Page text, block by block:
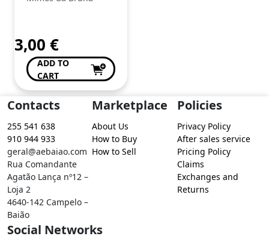
3,00 €
ADD TO
CART
Contacts
255 541 638
910 944 933
geral@aebaiao.com
Rua Comandante
Agatão Lança nº12 –
Loja 2
4640-142 Campelo –
Baião
Marketplace
About Us
How to Buy
How to Sell
Policies
Privacy Policy
After sales service
Pricing Policy
Claims
Exchanges and
Returns
Social Networks